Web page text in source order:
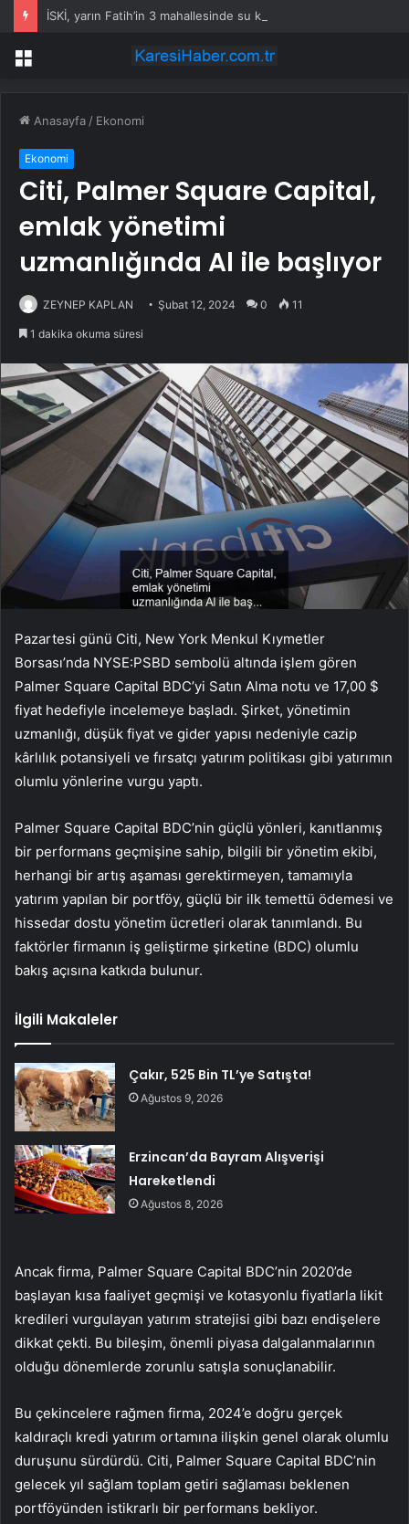
İSKİ, yarın Fatih’in 3 mahallesinde su kesintisi uygulayacak
Menü
Anasayfa / Ekonomi
Ekonomi
Citi, Palmer Square Capital,
emlak yönetimi
uzmanlığında Al ile başlıyor
ZEYNEP KAPLAN Şubat 12, 2024 0 11
1 dakika okuma süresi
Pazartesi günü Citi, New York Menkul Kıymetler
Borsası’nda NYSE:PSBD sembolü altında işlem gören
Palmer Square Capital BDC’yi Satın Alma notu ve 17,00 $
fiyat hedefiyle incelemeye başladı. Şirket, yönetimin
uzmanlığı, düşük fiyat ve gider yapısı nedeniyle cazip
kârlılık potansiyeli ve fırsatçı yatırım politikası gibi yatırımın
olumlu yönlerine vurgu yaptı.
Palmer Square Capital BDC’nin güçlü yönleri, kanıtlanmış
bir performans geçmişine sahip, bilgili bir yönetim ekibi,
herhangi bir artış aşaması gerektirmeyen, tamamıyla
yatırım yapılan bir portföy, güçlü bir ilk temettü ödemesi ve
hissedar dostu yönetim ücretleri olarak tanımlandı. Bu
faktörler firmanın iş geliştirme şirketine (BDC) olumlu
bakış açısına katkıda bulunur.
İlgili Makaleler
Çakır, 525 Bin TL’ye Satışta!
Ağustos 9, 2026
Erzincan’da Bayram Alışverişi
Hareketlendi
Ağustos 8, 2026
Ancak firma, Palmer Square Capital BDC’nin 2020’de
başlayan kısa faaliyet geçmişi ve kotasyonlu fiyatlarla likit
kredileri vurgulayan yatırım stratejisi gibi bazı endişelere
dikkat çekti. Bu bileşim, önemli piyasa dalgalanmalarının
olduğu dönemlerde zorunlu satışla sonuçlanabilir.
Bu çekincelere rağmen firma, 2024’e doğru gerçek
kaldıraçlı kredi yatırım ortamına ilişkin genel olarak olumlu
duruşunu sürdürdü. Citi, Palmer Square Capital BDC’nin
gelecek yıl sağlam toplam getiri sağlaması beklenen
portföyünden istikrarlı bir performans bekliyor.